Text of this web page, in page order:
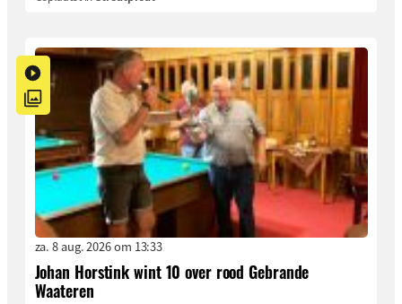
za. 8 aug. 2026 om 13:33
Johan Horstink wint 10 over rood Gebrande
Waateren